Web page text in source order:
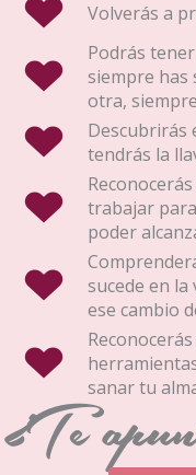
Volverás a
Podrás
siempre has
otra,
Descubrirás
tendrás la
trabajar
poder
sucede en
ese cambio
sanar tu
¿Te